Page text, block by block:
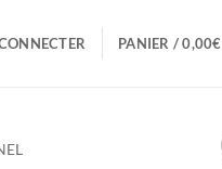
PANIER /0,00€